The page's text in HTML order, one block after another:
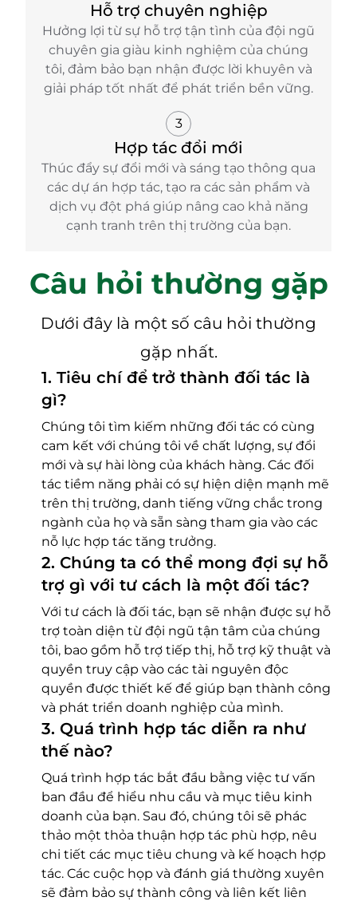
Hỗ trợ chuyên nghiệp
Hưởng lợi từ sự hỗ trợ tận tình của đội ngũ
chuyên gia giàu kinh nghiệm của chúng
tôi, đảm bảo bạn nhận được lời khuyên và
giải pháp tốt nhất để phát triển bền vững.
3
Hợp tác đổi mới
Thúc đẩy sự đổi mới và sáng tạo thông qua
các dự án hợp tác, tạo ra các sản phẩm và
dịch vụ đột phá giúp nâng cao khả năng
cạnh tranh trên thị trường của bạn.
Câu hỏi thường gặp
Dưới đây là một số câu hỏi thường
gặp nhất.
1. Tiêu chí để trở thành đối tác là
gì?
Chúng tôi tìm kiếm những đối tác có cùng
cam kết với chúng tôi về chất lượng, sự đổi
mới và sự hài lòng của khách hàng. Các đối
tác tiềm năng phải có sự hiện diện mạnh mẽ
trên thị trường, danh tiếng vững chắc trong
ngành của họ và sẵn sàng tham gia vào các
nỗ lực hợp tác tăng trưởng.
2. Chúng ta có thể mong đợi sự hỗ
trợ gì với tư cách là một đối tác?
Với tư cách là đối tác, bạn sẽ nhận được sự hỗ
trợ toàn diện từ đội ngũ tận tâm của chúng
tôi, bao gồm hỗ trợ tiếp thị, hỗ trợ kỹ thuật và
quyền truy cập vào các tài nguyên độc
quyền được thiết kế để giúp bạn thành công
và phát triển doanh nghiệp của mình.
3. Quá trình hợp tác diễn ra như
thế nào?
Quá trình hợp tác bắt đầu bằng việc tư vấn
ban đầu để hiểu nhu cầu và mục tiêu kinh
doanh của bạn. Sau đó, chúng tôi sẽ phác
thảo một thỏa thuận hợp tác phù hợp, nêu
chi tiết các mục tiêu chung và kế hoạch hợp
tác. Các cuộc họp và đánh giá thường xuyên
sẽ đảm bảo sự thành công và liên kết liên